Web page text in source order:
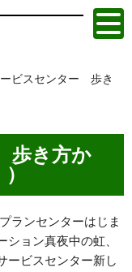
ービスセンター 歩き
歩き方か
ランセンターはじま
ョン真夜中の虹、
ービスセンター新し